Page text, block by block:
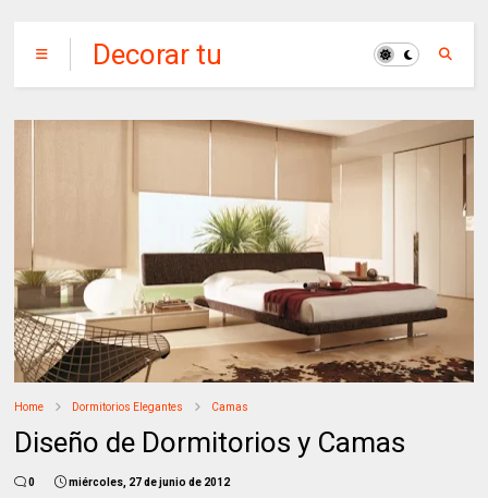
Decorar tu
Habitación
Home Dormitorios Elegantes Camas
Diseño de Dormitorios y Camas
0 miércoles, 27 de junio de 2012